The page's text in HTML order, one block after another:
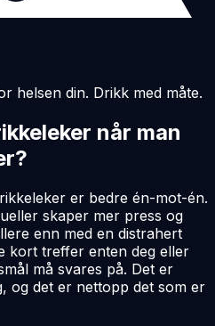
helsen din. Drikk med måte.
når man
er bedre én-mot-én.
skaper mer press og
enn med en distrahert
kort treffer enten deg eller
må svares på. Det er
og det er nettopp det som er